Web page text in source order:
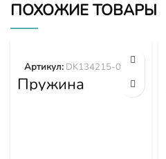
ПОХОЖИЕ ТОВАРЫ
Пружина
DK134215-0400
Артикул: DK134215-0400